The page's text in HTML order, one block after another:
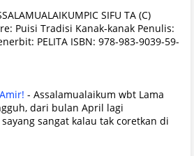
SIFU TA (C)
Puisi Tradisi Kanak-kanak Penulis:
PELITA ISBN: 978-983-9039-59-
- Assalamualaikum wbt Lama
dari bulan April lagi
sangat kalau tak coretkan di